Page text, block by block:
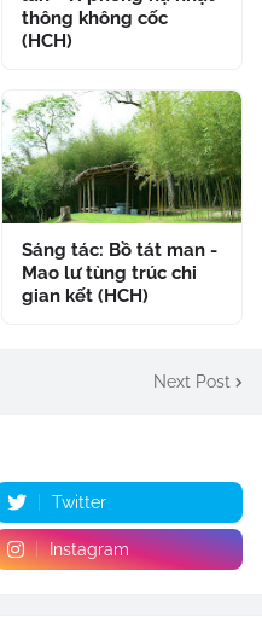
thông không cốc
(HCH)
Sáng tác: Bồ tát man -
Mao lư tùng trúc chi
gian kết (HCH)
Next Post
Twitter
Instagram